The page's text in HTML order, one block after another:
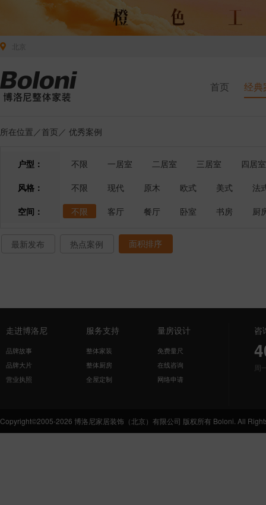
首页 经典
所在位置／首页 ／ 优秀案例
户型： 不限 一居室 二居室 三居室
四居室
风格：
不限 现代 原木 欧式 美式
法
空间：
不限 客厅 餐厅 卧室 书房 厨
最新发布 热点案例 面积排序
走进博洛尼
品牌故事
品牌大片
营业执照
服务支持
整体家装
整体厨房
全屋定制
量房设计
免费量尺
在线咨询
网络申请
咨
周
Copyright©2005-2026 博洛尼家居装饰（北京）有限公司 版权所有 Boloni. All